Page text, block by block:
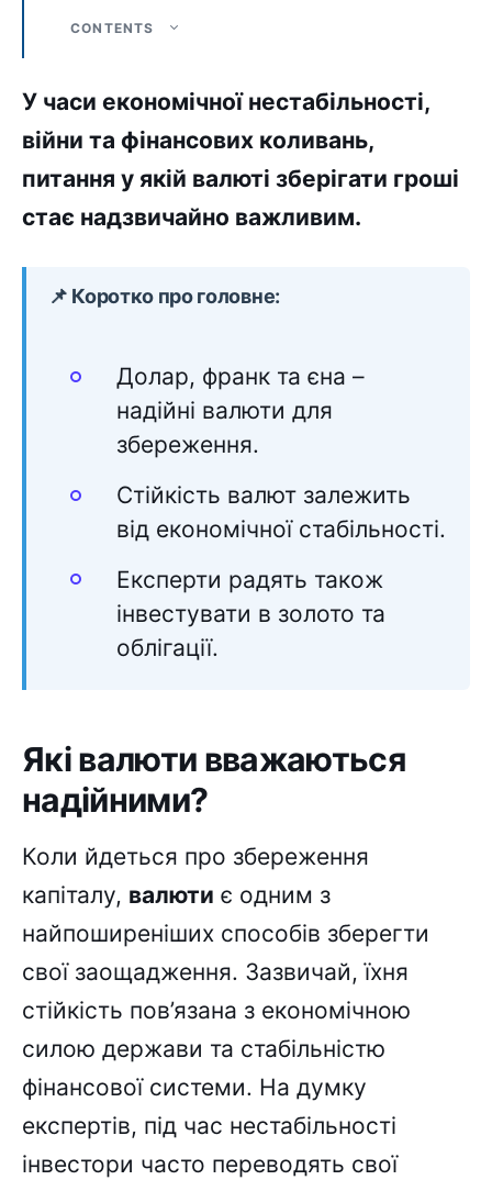
CONTENTS
У часи економічної нестабільності,
війни та фінансових коливань,
питання у якій валюті зберігати гроші
стає надзвичайно важливим.
📌 Коротко про головне:
Долар, франк та єна –
надійні валюти для
збереження.
Стійкість валют залежить
від економічної стабільності.
Експерти радять також
інвестувати в золото та
облігації.
Які валюти вважаються
надійними?
Коли йдеться про збереження
капіталу, валюти є одним з
найпоширеніших способів зберегти
свої заощадження. Зазвичай, їхня
стійкість пов’язана з економічною
силою держави та стабільністю
фінансової системи. На думку
експертів, під час нестабільності
інвестори часто переводять свої